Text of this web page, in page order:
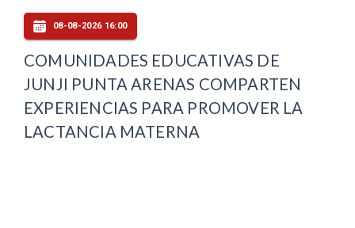
08-08-2026 16:00
COMUNIDADES EDUCATIVAS DE
JUNJI PUNTA ARENAS COMPARTEN
EXPERIENCIAS PARA PROMOVER LA
LACTANCIA MATERNA